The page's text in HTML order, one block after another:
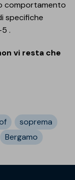
comportamento
specifiche
.
vi resta che
soprema
Bergamo